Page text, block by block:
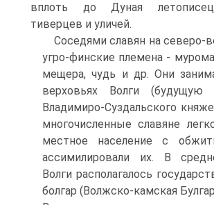
вплоть до Дуная
тиверцев и уличей.
Соседями славян на северо-
угро-финские племена -
мещера, чудь и др. Они
верховьях Волги (будущую
Владимиро-Суздальского
многочисленные славяне
местное население с
ассимилировали их. В
Волги располагалось
болгар (Волжско-камская